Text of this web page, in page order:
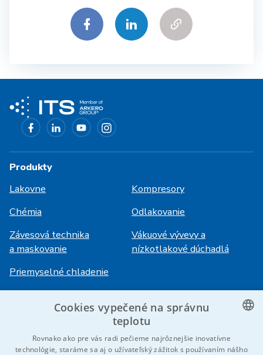
Produkty
Lakovne
Kompresory
Chémia
Odlakovanie
Závesová technika
a maskovanie
Vákuové vývevy a
nízkotlakové dúchadlá
Priemyselné chladenie
Prihlásenie
HiVision
Technické listy
CZECH
Cookies vypečené na správnu
teplotu
Rovnako ako pre vás radi pečieme najrôznejšie inovatívne
technológie, staráme sa aj o užívateľský zážitok s používaním nášho